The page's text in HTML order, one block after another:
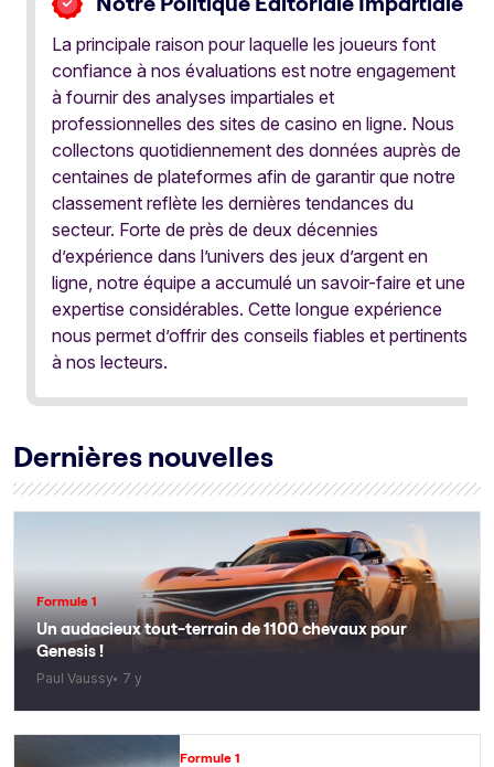
La principale raison pour laquelle les joueurs font
confiance à nos évaluations est notre engagement
à fournir des analyses impartiales et
professionnelles des sites de casino en ligne. Nous
collectons quotidiennement des données auprès de
centaines de plateformes afin de garantir que notre
classement reflète les dernières tendances du
secteur. Forte de près de deux décennies
d’expérience dans l’univers des jeux d’argent en
ligne, notre équipe a accumulé un savoir-faire et une
expertise considérables. Cette longue expérience
nous permet d’offrir des conseils fiables et pertinents
à nos lecteurs.
Dernières nouvelles
Formule 1
Un audacieux tout-terrain de 1100 chevaux pour
Genesis !
Paul Vaussy 7 y
Formule 1